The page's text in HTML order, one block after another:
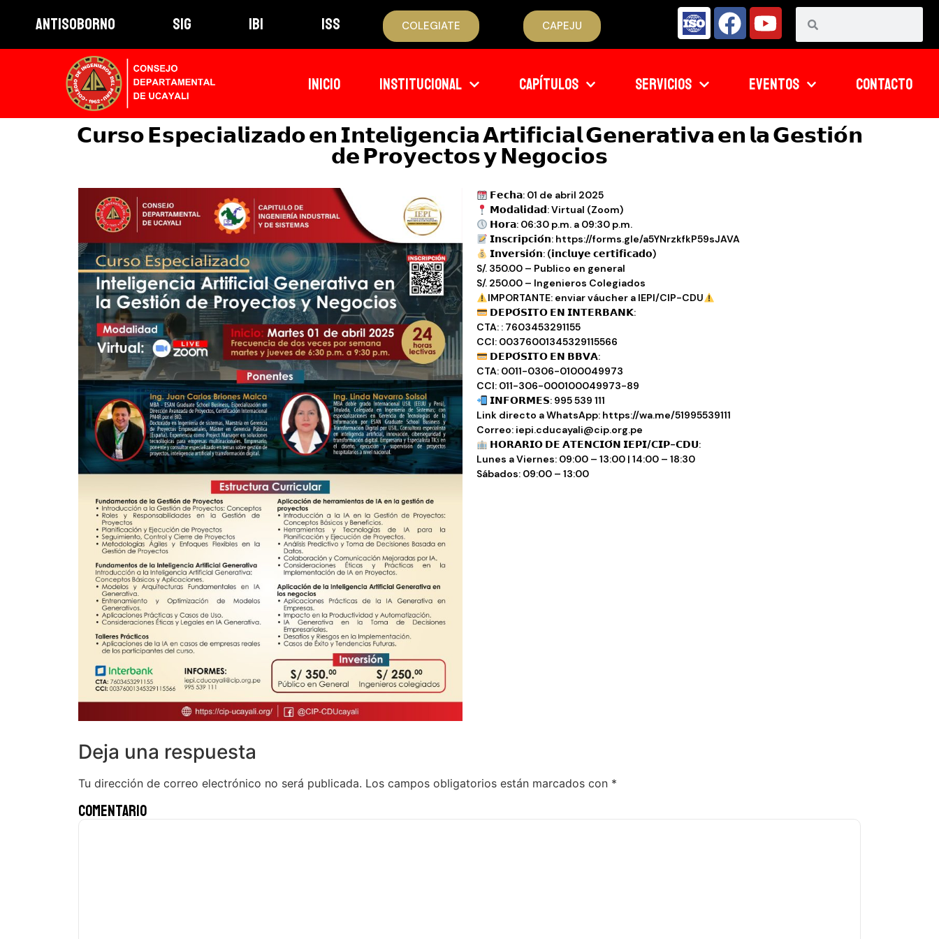
ANTISOBORNO SIG IBI ISS COLEGIATE CAPEJU
INICIO INSTITUCIONAL CAPÍTULOS SERVICIOS EVENTOS CONTACTO
𝗖𝘂𝗿𝘀𝗼 𝗘𝘀𝗽𝗲𝗰𝗶𝗮𝗹𝗶𝘇𝗮𝗱𝗼 𝗲𝗻 𝗜𝗻𝘁𝗲𝗹𝗶𝗴𝗲𝗻𝗰𝗶𝗮 𝗔𝗿𝘁𝗶𝗳𝗶𝗰𝗶𝗮𝗹 𝗚𝗲𝗻𝗲𝗿𝗮𝘁𝗶𝘃𝗮 𝗲𝗻 𝗹𝗮 𝗚𝗲𝘀𝘁𝗶𝗼́𝗻
𝗱𝗲 𝗣𝗿𝗼𝘆𝗲𝗰𝘁𝗼𝘀 𝘆 𝗡𝗲𝗴𝗼𝗰𝗶𝗼𝘀
𝗙𝗲𝗰𝗵𝗮: 01 de abril 2025
𝗠𝗼𝗱𝗮𝗹𝗶𝗱𝗮𝗱: Virtual (Zoom)
𝗛𝗼𝗿𝗮: 06:30 p.m. a 09:30 p.m.
𝗜𝗻𝘀𝗰𝗿𝗶𝗽𝗰𝗶𝗼́𝗻: https://forms.gle/a5YNrzkfkP59sJAVA
𝗜𝗻𝘃𝗲𝗿𝘀𝗶𝗼́𝗻: (𝗶𝗻𝗰𝗹𝘂𝘆𝗲 𝗰𝗲𝗿𝘁𝗶𝗳𝗶𝗰𝗮𝗱𝗼)
S/. 350.00 – Publico en general
S/. 250.00 – Ingenieros Colegiados
IMPORTANTE: enviar váucher a IEPI/CIP-CDU
𝗗𝗘𝗣𝗢́𝗦𝗜𝗧𝗢 𝗘𝗡 𝗜𝗡𝗧𝗘𝗥𝗕𝗔𝗡𝗞:
CTA: : 7603453291155
CCI: 00376001345329115566
𝗗𝗘𝗣𝗢́𝗦𝗜𝗧𝗢 𝗘𝗡 𝗕𝗕𝗩𝗔:
CTA: 0011-0306-0100049973
CCI: 011-306-000100049973-89
𝗜𝗡𝗙𝗢𝗥𝗠𝗘𝗦: 995 539 111
Link directo a WhatsApp: https://wa.me/51995539111
Correo: iepi.cducayali@cip.org.pe
𝗛𝗢𝗥𝗔𝗥𝗜𝗢 𝗗𝗘 𝗔𝗧𝗘𝗡𝗖𝗜𝗢́𝗡 𝗜𝗘𝗣𝗜/𝗖𝗜𝗣-𝗖𝗗𝗨:
Lunes a Viernes: 09:00 – 13:00 | 14:00 – 18:30
Sábados: 09:00 – 13:00
Deja una respuesta
Tu dirección de correo electrónico no será publicada. Los campos obligatorios están marcados con *
Comentario